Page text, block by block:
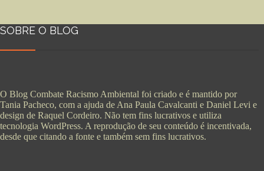
SOBRE O BLOG
O Blog Combate Racismo Ambiental foi criado e é mantido por
Tania Pacheco, com a ajuda de Ana Paula Cavalcanti e Daniel Levi e
design de Raquel Cordeiro. Não tem fins lucrativos e utiliza
tecnologia WordPress. A reprodução de seu conteúdo é incentivada,
desde que citando a fonte e também sem fins lucrativos.